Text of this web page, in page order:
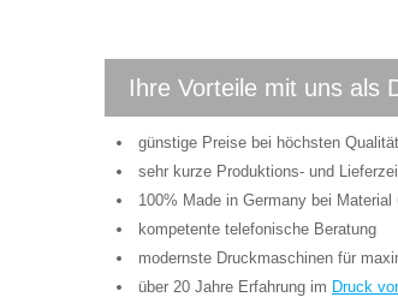
Ihre Vorteile mit uns als
günstige Preise bei höchsten
sehr kurze Produktions- und
100% Made in Germany bei Material
kompetente telefonische Beratung
modernste Druckmaschinen für
über 20 Jahre Erfahrung im Druck